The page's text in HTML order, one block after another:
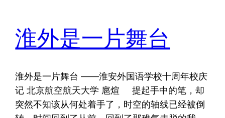
淮外是一片舞台
淮外是一片舞台 ——淮安外国语学校十周年校庆
记 北京航空航天大学 扈煊 提起手中的笔，却
突然不知该从何处着手了，时空的轴线已经被倒